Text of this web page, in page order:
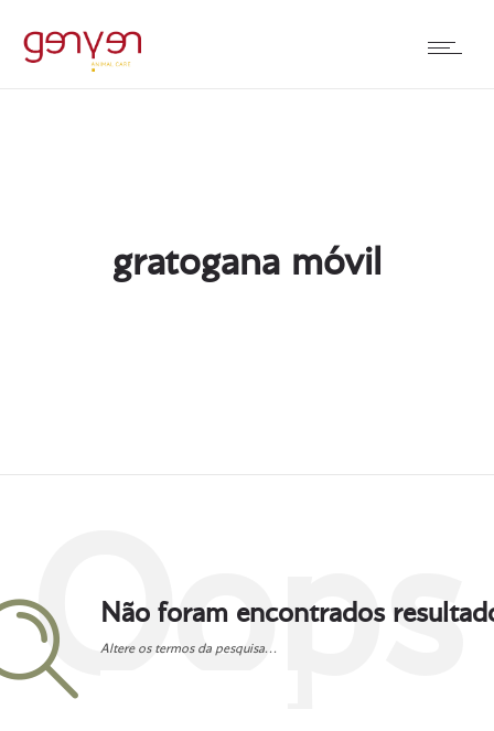
gratogana móvil
Oops
Não foram encontrados
Altere os termos da pesquisa...